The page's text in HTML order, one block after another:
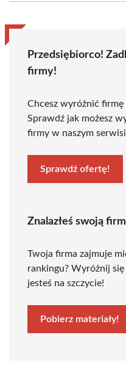
Przedsiębiorco!
firmy!
Chcesz wyróżnić
Sprawdź jak możesz
firmy w naszym
Sprawdź ofertę!
Znalazłeś swoją
Twoja firma zajmuje
rankingu? Wyróżnij
jesteś na szczycie!
Pobierz materiały!